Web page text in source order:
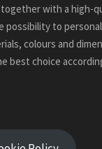
with a high-
possibility to
colours and
best choice